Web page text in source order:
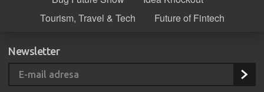
Tourism, Travel & Tech
Future of Fintech
Newsletter